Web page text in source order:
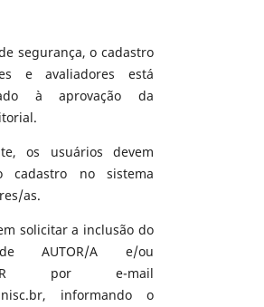
segurança, o cadastro
e avaliadores está
à aprovação da
os usuários devem
cadastro no sistema
as.
solicitar a inclusão do
AUTOR/A e/ou
por e-mail
informando o